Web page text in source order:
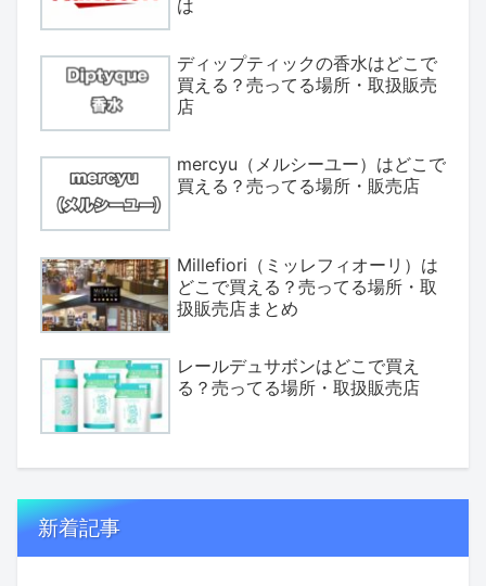
は
ディップティックの香水はどこで
買える？売ってる場所・取扱販売
店
mercyu（メルシーユー）はどこで
買える？売ってる場所・販売店
Millefiori（ミッレフィオーリ）は
どこで買える？売ってる場所・取
扱販売店まとめ
レールデュサボンはどこで買え
る？売ってる場所・取扱販売店
新着記事